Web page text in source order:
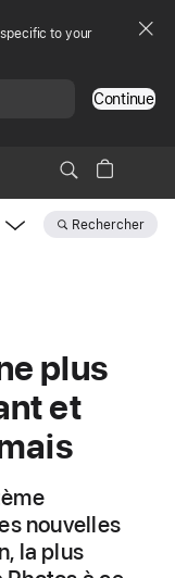
to your
Continue
Rechercher
plus
et
nouvelles
la plus